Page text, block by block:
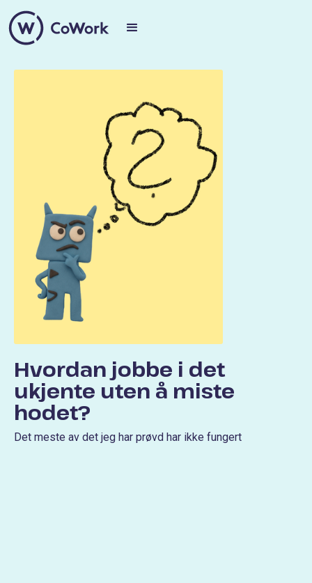
Hvordan jobbe i det
ukjente uten å miste
hodet?
Det meste av det jeg har prøvd har ikke fungert